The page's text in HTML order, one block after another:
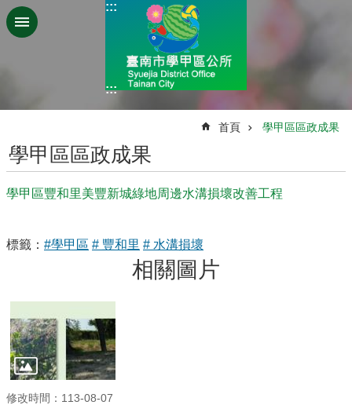
跳到主要內容區塊
:::
:::
首頁 學甲區區政成果
學甲區區政成果
學甲區豐和里美豐新城綠地周邊水溝損壞改善工程
標籤： #學甲區 # 豐和里 # 水溝損壞
相關圖片
修改時間：113-08-07